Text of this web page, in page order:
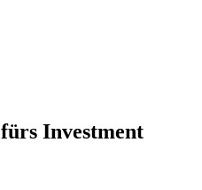
Investment